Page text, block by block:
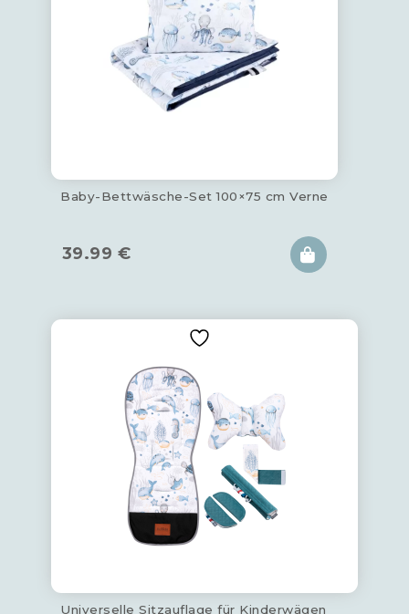
Baby-Bettwäsche-Set 100×75 cm Verne
39.99 €
Universelle Sitzauflage für Kinderwägen